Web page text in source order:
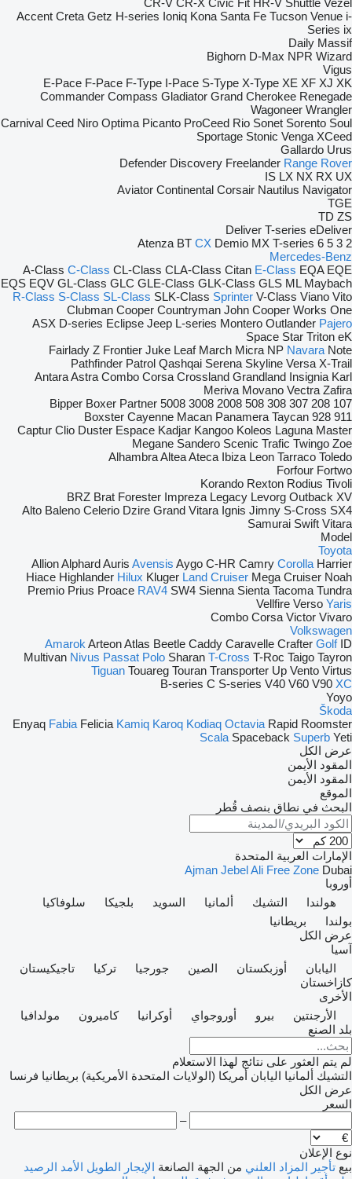
CR-V CR-X Civic Fit HR-V Shuttle Vezel
Accent Creta Getz H-series Ioniq Kona Santa Fe Tucson Venue i-
Series ix
Daily Massif
Bighorn D-Max NPR Wizard
Vigus
E-Pace F-Pace F-Type I-Pace S-Type X-Type XE XF XJ XK
Commander Compass Gladiator Grand Cherokee Renegade
Wagoneer Wrangler
Carnival Ceed Niro Optima Picanto ProCeed Rio Sonet Sorento Soul
Sportage Stonic Venga XCeed
Gallardo Urus
Defender Discovery Freelander Range Rover
IS LX NX RX UX
Aviator Continental Corsair Nautilus Navigator
TGE
TD ZS
Deliver T-series eDeliver
2
3
5
6
Atenza BT CX Demio MX T-series
Mercedes-Benz
A-Class C-Class CL-Class CLA-Class Citan E-Class EQA EQE
EQS EQV GL-Class GLC GLE-Class GLK-Class GLS ML Maybach
R-Class S-Class SL-Class SLK-Class Sprinter V-Class Viano Vito
Clubman Cooper Countryman John Cooper Works One
ASX D-series Eclipse Jeep L-series Montero Outlander Pajero
Space Star Triton eK
Fairlady Z Frontier Juke Leaf March Micra NP Navara Note
Pathfinder Patrol Qashqai Serena Skyline Versa X-Trail
AntaraAstra Combo Corsa Crossland Grandland Insignia Karl
Meriva Movano Vectra Zafira
107
208
307
308
508
2008
3008
5008
Bipper Boxer Partner
911
928
Boxster Cayenne Macan Panamera Taycan
Captur Clio Duster Espace Kadjar Kangoo Koleos Laguna Master
Megane Sandero Scenic Trafic Twingo Zoe
AlhambraAlteaAteca Ibiza Leon Tarraco Toledo
Forfour Fortwo
Korando Rexton Rodius Tivoli
BRZ Brat Forester Impreza Legacy Levorg Outback XV
Alto Baleno Celerio Dzire Grand Vitara Ignis Jimny S-Cross SX4
Samurai Swift Vitara
Model
Toyota
AllionAlphardAuris Avensis Aygo C-HR Camry Corolla Harrier
Hiace Highlander Hilux Kluger Land Cruiser Mega Cruiser Noah
Premio Prius Proace RAV4 SW4 Sienna Sienta Tacoma Tundra
Vellfire Verso Yaris
Combo Corsa Victor Vivaro
Volkswagen
Amarok ArteonAtlas Beetle Caddy Caravelle Crafter Golf ID
Multivan Nivus Passat Polo Sharan T-Cross T-Roc Taigo Tayron
Tiguan Touareg Touran Transporter Up Vento Virtus
B-series C S-series V40 V60 V90 XC
Yoyo
Škoda
Enyaq Fabia Felicia Kamiq Karoq Kodiaq Octavia Rapid Roomster
Scala Spaceback Superb Yeti
عرض الكل
المقود الأيمن
المقود الأيمن
الموقع
البحث في نطاق بنصف قُطر
الإمارات العربية المتحدة
Ajman Jebel Ali Free Zone Dubai
أوروبا
هولندا
التشيك ألمانيا السويد بلجيكا
سلوفاكيا
بولندا
بريطانيا
عرض الكل
آسيا
اليابان
أوزبكستان الصين جورجيا تركيا
تاجيكيستان
كازاخستان
الأخرى
الأرجنتين
بيرو أوروجواي أوكرانيا كاميرون
مولدافيا
بلد الصنع
لم يتم العثور على نتائج لهذا الاستعلام
التشيك ألمانيا اليابان أمريكا (الولايات المتحدة الأمريكية) بريطانيا فرنسا
عرض الكل
السعر
–
نوع الإعلان
بيع تأجير المزاد العلني من الجهة الصانعة الإيجار الطويل الأمد الرصيد